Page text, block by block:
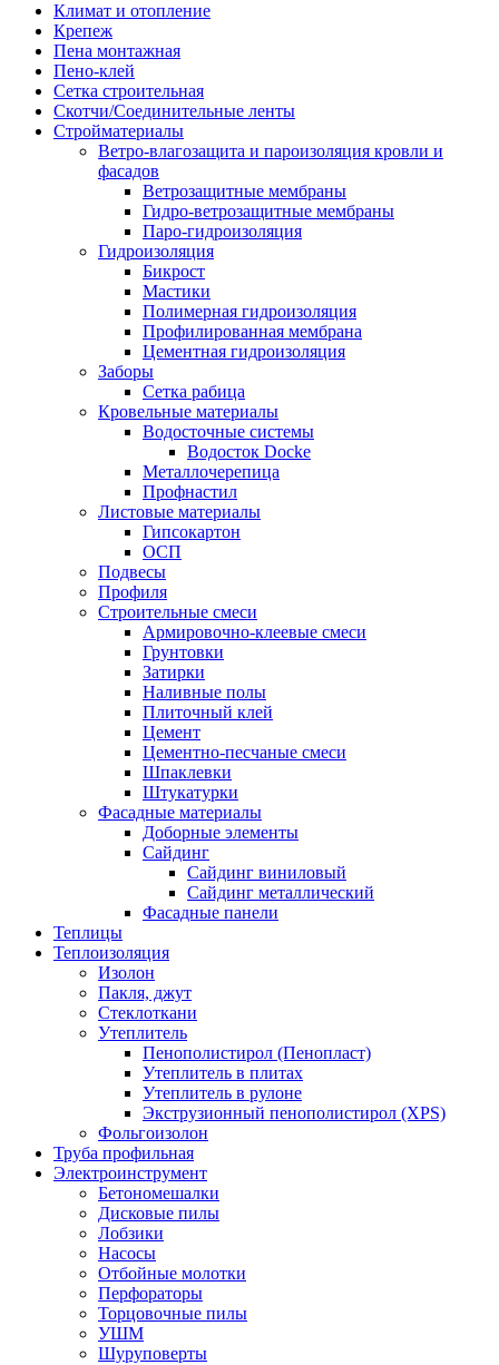
Климат и отопление
Крепеж
Пена монтажная
Пено-клей
Сетка строительная
Скотчи/Соединительные ленты
Стройматериалы
Ветро-влагозащита и пароизоляция кровли и
фасадов
Ветрозащитные мембраны
Гидро-ветрозащитные мембраны
Паро-гидроизоляция
Гидроизоляция
Бикрост
Мастики
Полимерная гидроизоляция
Профилированная мембрана
Цементная гидроизоляция
Заборы
Сетка рабица
Кровельные материалы
Водосточные системы
Водосток Docke
Металлочерепица
Профнастил
Листовые материалы
Гипсокартон
ОСП
Подвесы
Профиля
Строительные смеси
Армировочно-клеевые смеси
Грунтовки
Затирки
Наливные полы
Плиточный клей
Цемент
Цементно-песчаные смеси
Шпаклевки
Штукатурки
Фасадные материалы
Доборные элементы
Сайдинг
Сайдинг виниловый
Сайдинг металлический
Фасадные панели
Теплицы
Теплоизоляция
Изолон
Пакля, джут
Стеклоткани
Утеплитель
Пенополистирол (Пенопласт)
Утеплитель в плитах
Утеплитель в рулоне
Экструзионный пенополистирол (XPS)
Фольгоизолон
Труба профильная
Электроинструмент
Бетономешалки
Дисковые пилы
Лобзики
Насосы
Отбойные молотки
Перфораторы
Торцовочные пилы
УШМ
Шуруповерты